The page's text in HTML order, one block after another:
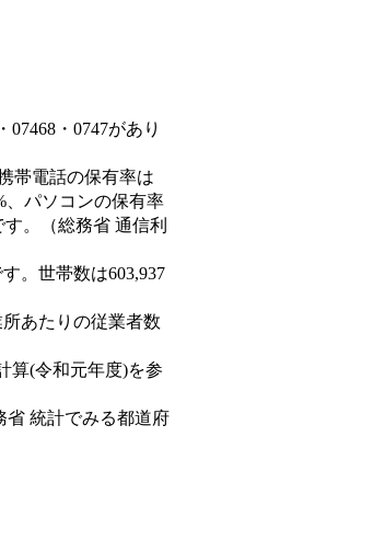
・0747があり
帯電話の保有率は
、パソコンの保有率
。（総務省 通信利
。世帯数は603,937
あたりの従業者数
算(令和元年度)を参
省 統計でみる都道府